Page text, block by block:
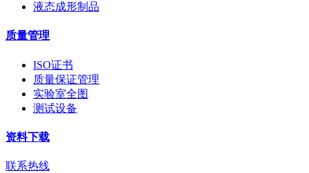
液态成形制品
质量管理
ISO证书
质量保证管理
实验室全图
测试设备
资料下载
联系热线